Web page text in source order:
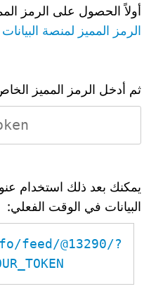
أولاً الحصول على الرمز
الرمز المميز لمنصة البيانات
ثم أدخل الرمز المميز
البيانات في الوقت الفعلي:
@13290/?